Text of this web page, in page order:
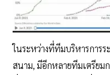
ในระหว่างที่ทีมบริหารการร
สนาม, มีอีกหลายทีมเตรียม